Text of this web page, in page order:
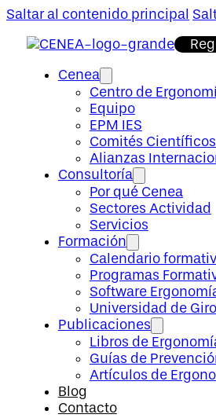
Saltar al contenido principal
Cenea
Centro de
Equipo
EPM IES
Comités
Alianzas
Consultoría
Por qué Cenea
Sectores Actividad
Servicios
Formación
Calendario
Programas
Software
Universidad de
Publicaciones
Libros de
Guías de
Artículos de
Blog
Contacto